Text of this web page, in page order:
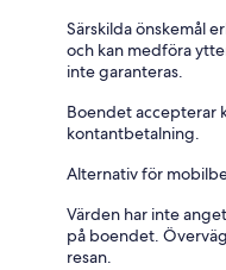
Särskilda önskemål
och kan medföra
inte garanteras.
Boendet accepterar
kontantbetalning.
Alternativ för
Värden har inte
på boendet.
resan.